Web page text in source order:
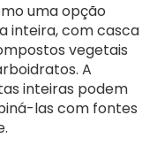
uma opção
inteira, com casca
vegetais
A
inteiras podem
las com fontes